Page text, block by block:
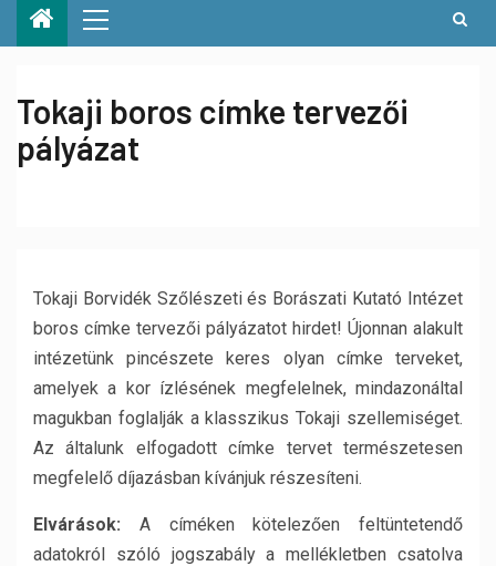
Tokaji boros címke tervezői
pályázat
Tokaji Borvidék Szőlészeti és Borászati Kutató Intézet
boros címke tervezői pályázatot hirdet! Újonnan alakult
intézetünk pincészete keres olyan címke terveket,
amelyek a kor ízlésének megfelelnek, mindazonáltal
magukban foglalják a klasszikus Tokaji szellemiséget.
Az általunk elfogadott címke tervet természetesen
megfelelő díjazásban kívánjuk részesíteni.
Elvárások: A címéken kötelezően feltüntetendő
adatokról szóló jogszabály a mellékletben csatolva